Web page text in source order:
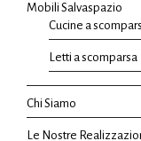
Mobili Salvaspazio
Cucine a
Letti a scomparsa
Chi Siamo
Le Nostre